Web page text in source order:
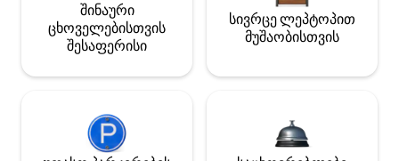
შინაური
ცხოველებისთვის
შესაფერისი
სივრცე ლეპტოპით
მუშაობისთვის